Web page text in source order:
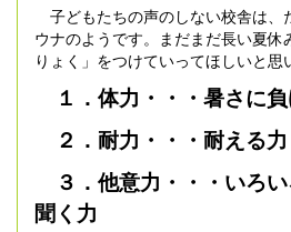
子どもたちの声のしない校舎は、
ウナのようです。まだまだ長い夏
りょく」をつけていってほしいと思
１．体力・・・暑さに
２．耐力・・・耐える力
３．他意力・・・いろい
聞く力